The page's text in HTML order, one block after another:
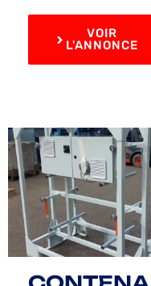
VOIR
L'ANNONCE